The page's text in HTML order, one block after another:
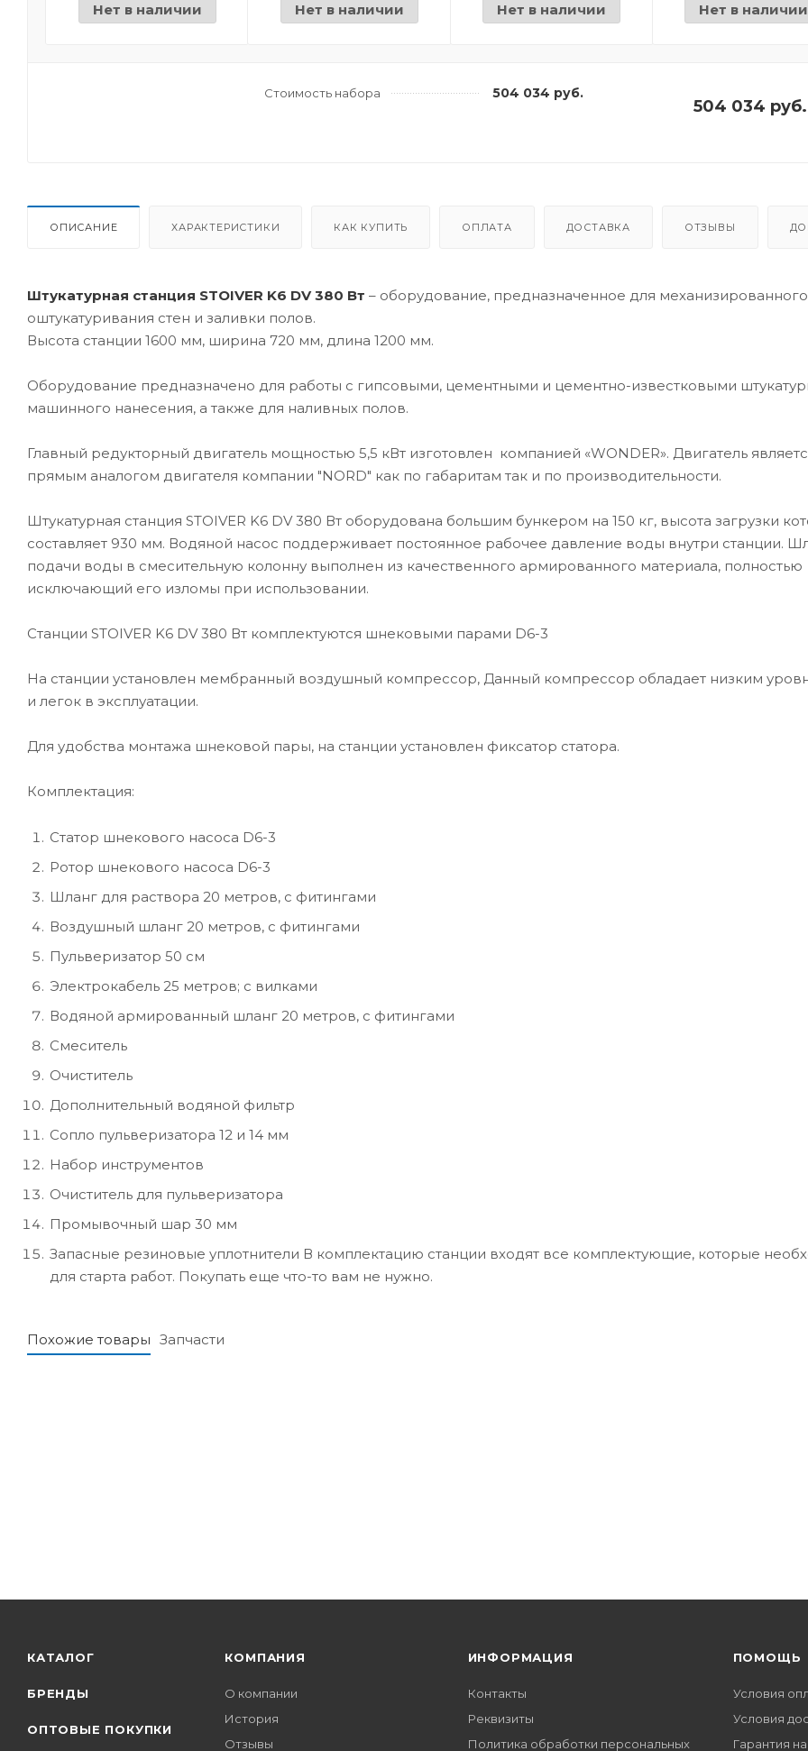
Нет в наличии Нет в наличии Нет в наличии Нет в наличии
Стоимость набора 504 034 руб.
504 034 руб.
ОПИСАНИЕ ХАРАКТЕРИСТИКИ КАК КУПИТЬ ОПЛАТА ДОСТАВКА ОТЗЫВЫ
Штукатурная станция STOIVER K6 DV 380 Вт – оборудование, предназначенное для механизированного
оштукатуривания стен и заливки полов.
Высота станции 1600 мм, ширина 720 мм, длина 1200 мм.
Оборудование предназначено для работы с гипсовыми, цементными и цементно-известковыми
машинного нанесения, а также для наливных полов.
Главный редукторный двигатель мощностью 5,5 кВт изготовлен компанией «WONDER». Двигатель
прямым аналогом двигателя компании "NORD" как по габаритам так и по производительности.
Штукатурная станция STOIVER K6 DV 380 Вт оборудована большим бункером на 150 кг, высота загрузки
составляет 930 мм. Водяной насос поддерживает постоянное рабочее давление воды внутри станции.
подачи воды в смесительную колонну выполнен из качественного армированного материала, полностью
исключающий его изломы при использовании.
Станции STOIVER K6 DV 380 Вт комплектуются шнековыми парами D6-3
На станции установлен мембранный воздушный компрессор, Данный компрессор обладает низким
и легок в эксплуатации.
Для удобства монтажа шнековой пары, на станции установлен фиксатор статора.
Комплектация:
Статор шнекового насоса D6-3
Ротор шнекового насоса D6-3
Шланг для раствора 20 метров, с фитингами
Воздушный шланг 20 метров, с фитингами
Пульверизатор 50 см
Электрокабель 25 метров; с вилками
Водяной армированный шланг 20 метров, с фитингами
Смеситель
Очиститель
Дополнительный водяной фильтр
Сопло пульверизатора 12 и 14 мм
Набор инструментов
Очиститель для пульверизатора
Промывочный шар 30 мм
Запасные резиновые уплотнители В комплектацию станции входят все комплектующие, которые
для старта работ. Покупать еще что-то вам не нужно.
Похожие товары Запчасти
КАТАЛОГ
БРЕНДЫ
ОПТОВЫЕ ПОКУПКИ
КОМПАНИЯ
О компании
История
Отзывы
ИНФОРМАЦИЯ
Контакты
Реквизиты
Политика обработки персональных
ПОМОЩЬ
Условия
Условия
Гарантия